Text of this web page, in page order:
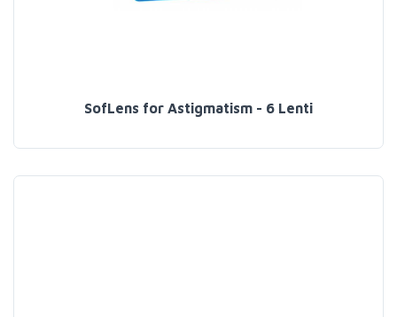
SofLens for Astigmatism - 6 Lenti